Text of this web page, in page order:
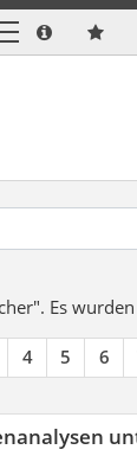
Es
4 5 6